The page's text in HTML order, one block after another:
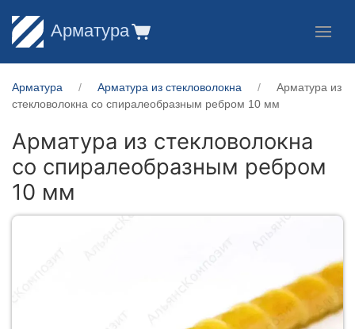
Арматура
Арматура Арматура из стекловолокна
Арматура из
стекловолокна со спиралеобразным ребром 10 мм
Арматура из стекловолокна
со спиралеобразным ребром
10 мм